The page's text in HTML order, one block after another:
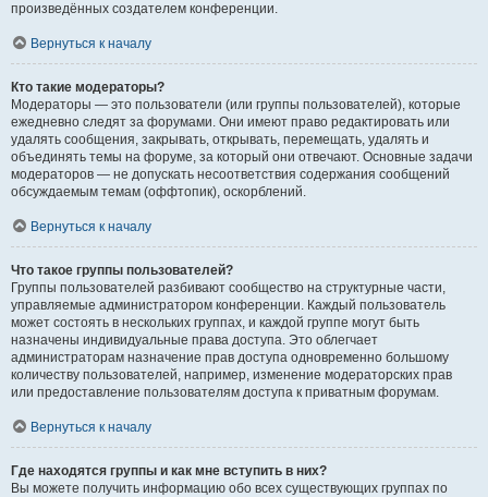
произведённых создателем конференции.
Вернуться к началу
Кто такие модераторы?
Модераторы — это пользователи (или группы пользователей), которые
ежедневно следят за форумами. Они имеют право редактировать или
удалять сообщения, закрывать, открывать, перемещать, удалять и
объединять темы на форуме, за который они отвечают. Основные задачи
модераторов — не допускать несоответствия содержания сообщений
обсуждаемым темам (оффтопик), оскорблений.
Вернуться к началу
Что такое группы пользователей?
Группы пользователей разбивают сообщество на структурные части,
управляемые администратором конференции. Каждый пользователь
может состоять в нескольких группах, и каждой группе могут быть
назначены индивидуальные права доступа. Это облегчает
администраторам назначение прав доступа одновременно большому
количеству пользователей, например, изменение модераторских прав
или предоставление пользователям доступа к приватным форумам.
Вернуться к началу
Где находятся группы и как мне вступить в них?
Вы можете получить информацию обо всех существующих группах по